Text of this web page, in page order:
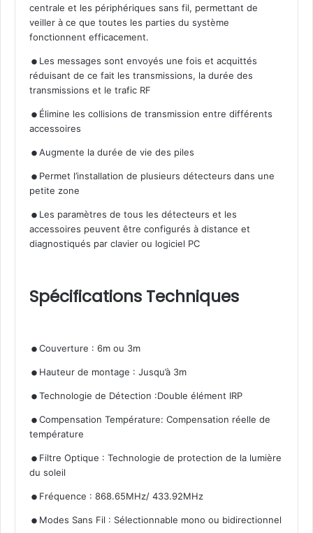
centrale et les périphériques sans fil, permettant de
veiller à ce que toutes les parties du système
fonctionnent efficacement.
.Les messages sont envoyés une fois et acquittés
réduisant de ce fait les transmissions, la durée des
transmissions et le trafic RF
.Élimine les collisions de transmission entre différents
accessoires
.Augmente la durée de vie des piles
. Permet l’installation de plusieurs détecteurs dans une
petite zone
.Les paramètres de tous les détecteurs et les
accessoires peuvent être configurés à distance et
diagnostiqués par clavier ou logiciel PC
Spécifications Techniques
.Couverture : 6m ou 3m
. Hauteur de montage : Jusqu’à 3m
.Technologie de Détection :Double élément IRP
.Compensation Température: Compensation réelle de
température
.Filtre Optique : Technologie de protection de la lumière
du soleil
.Fréquence : 868.65MHz/ 433.92MHz
. Modes Sans Fil : Sélectionnable mono ou bidirectionnel